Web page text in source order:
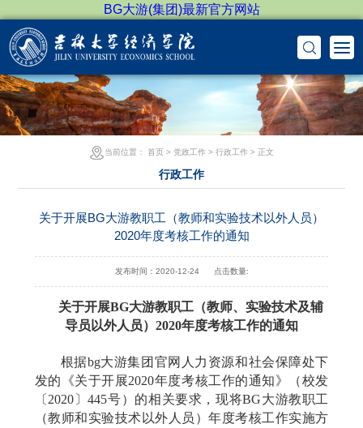
BG大游(集团)最新官方网站
当前位置： 首页> 党政工作> 行政工作> 正文
行政工作
关于开展BG大游教职工（教师和实验技术以外人员）
2020年度考核工作的通知
发布时间：2020-12-24 点击数量:
关于开展BG大游教职工（教师、实验技术及辅
导员以外人员） 2020年度考核工作的通知
根据bg大游集团官网人力资源和社会保障处下
发的《关于开展2020年度考核工作的通知》（校发
〔 2020 〕445号）的相关要求，现将BG大游教职工
（教师和实验技术以外人员）年度考核工作实施方